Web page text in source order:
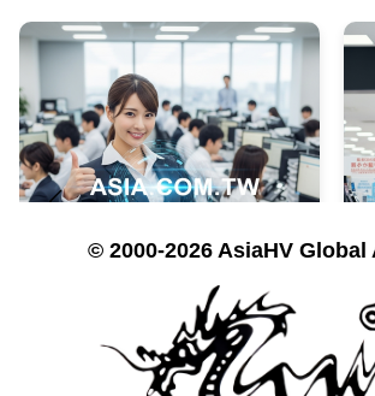
© 2000-2026 AsiaHV